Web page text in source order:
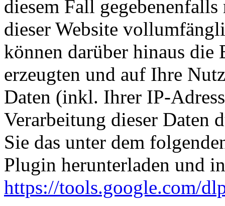
diesem Fall
dieser Website
können darüber hinaus die
erzeugten und auf Ihre
Daten (inkl. Ihrer IP-
Verarbeitung dieser Daten
Sie das unter dem
Plugin herunterladen und
https://tools.google.com/